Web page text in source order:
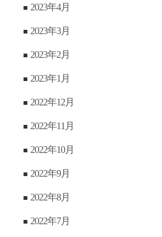
2023年4月
2023年3月
2023年2月
2023年1月
2022年12月
2022年11月
2022年10月
2022年9月
2022年8月
2022年7月